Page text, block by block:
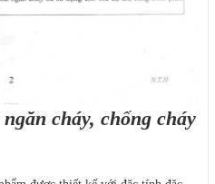
cháy, chống cháy